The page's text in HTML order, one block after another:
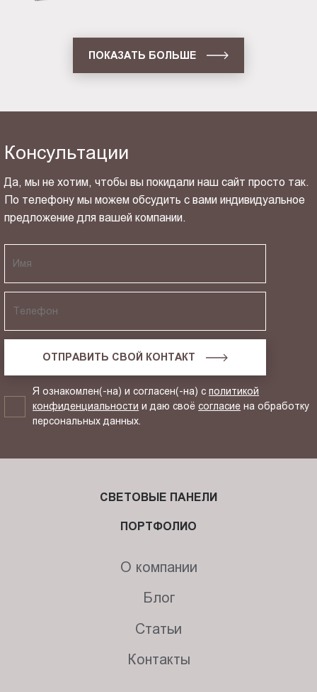
ПОКАЗАТЬ БОЛЬШЕ
Консультации
Да, мы не хотим, чтобы вы покидали наш сайт просто так.
По телефону мы можем обсудить с вами индивидуальное
предложение для вашей компании.
ОТПРАВИТЬ СВОЙ КОНТАКТ
Я ознакомлен(-на) и согласен(-на) сполитикой
конфиденциальности и даю своёсогласие на обработку
персональных данных.
СВЕТОВЫЕ ПАНЕЛИ
ПОРТФОЛИО
О компании
Блог
Статьи
Контакты